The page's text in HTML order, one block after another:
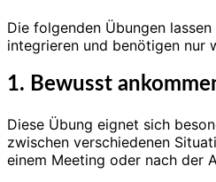
Die folgenden Übungen
integrieren und benötigen nur
1. Bewusst
Diese Übung eignet sich
zwischen verschiedenen
einem Meeting oder nach der